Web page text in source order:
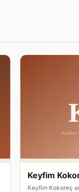
Keyfim
Keyfim Kokoreç